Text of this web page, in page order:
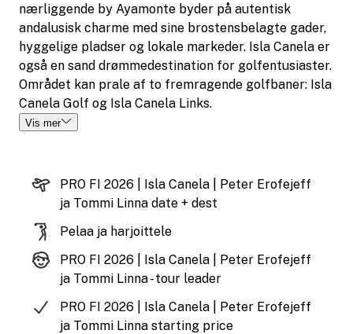
nærliggende by Ayamonte byder på autentisk
andalusisk charme med sine brostensbelagte gader,
hyggelige pladser og lokale markeder. Isla Canela er
også en sand drømmedestination for golfentusiaster.
Området kan prale af to fremragende golfbaner: Isla
Canela Golf og Isla Canela Links.
Vis mer
PRO FI 2026 | Isla Canela | Peter Erofejeff
ja Tommi Linna date + dest
Pelaa ja harjoittele
PRO FI 2026 | Isla Canela | Peter Erofejeff
ja Tommi Linna - tour leader
PRO FI 2026 | Isla Canela | Peter Erofejeff
ja Tommi Linna starting price